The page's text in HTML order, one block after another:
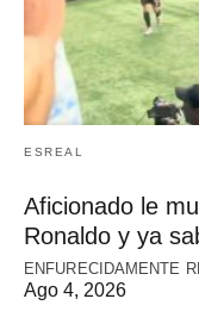
ESREAL
Aficionado le
Ronaldo y ya
ENFURECIDAMENTE
Ago 4, 2026